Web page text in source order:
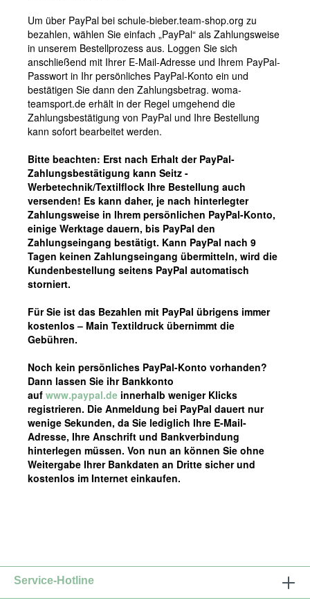
Um über PayPal bei schule-bieber.team-shop.org zu
bezahlen, wählen Sie einfach „PayPal“ als Zahlungsweise
in unserem Bestellprozess aus. Loggen Sie sich
anschließend mit Ihrer E-Mail-Adresse und Ihrem PayPal-
Passwort in Ihr persönliches PayPal-Konto ein und
bestätigen Sie dann den Zahlungsbetrag. woma-
teamsport.de erhält in der Regel umgehend die
Zahlungsbestätigung von PayPal und Ihre Bestellung
kann sofort bearbeitet werden.
Bitte beachten: Erst nach Erhalt der PayPal-
Zahlungsbestätigung kann Seitz -
Werbetechnik/Textilflock Ihre Bestellung auch
versenden! Es kann daher, je nach hinterlegter
Zahlungsweise in Ihrem persönlichen PayPal-Konto,
einige Werktage dauern, bis PayPal den
Zahlungseingang bestätigt. Kann PayPal nach 9
Tagen keinen Zahlungseingang übermitteln, wird die
Kundenbestellung seitens PayPal automatisch
storniert.
Für Sie ist das Bezahlen mit PayPal übrigens immer
kostenlos – Main Textildruck übernimmt die
Gebühren.
Noch kein persönliches PayPal-Konto vorhanden?
Dann lassen Sie ihr Bankkonto
auf www.paypal.de innerhalb weniger Klicks
registrieren. Die Anmeldung bei PayPal dauert nur
wenige Sekunden, da Sie lediglich Ihre E-Mail-
Adresse, Ihre Anschrift und Bankverbindung
hinterlegen müssen. Von nun an können Sie ohne
Weitergabe Ihrer Bankdaten an Dritte sicher und
kostenlos im Internet einkaufen.
Service-Hotline